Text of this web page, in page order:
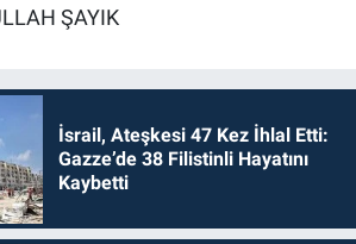
ŞAYIK
İsrail, Ateşkesi 47 Kez İhlal Etti:
Gazze’de 38 Filistinli Hayatını
Kaybetti